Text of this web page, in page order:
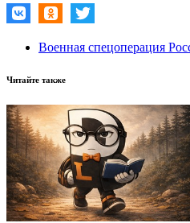
Военная спецоперация
Читайте также